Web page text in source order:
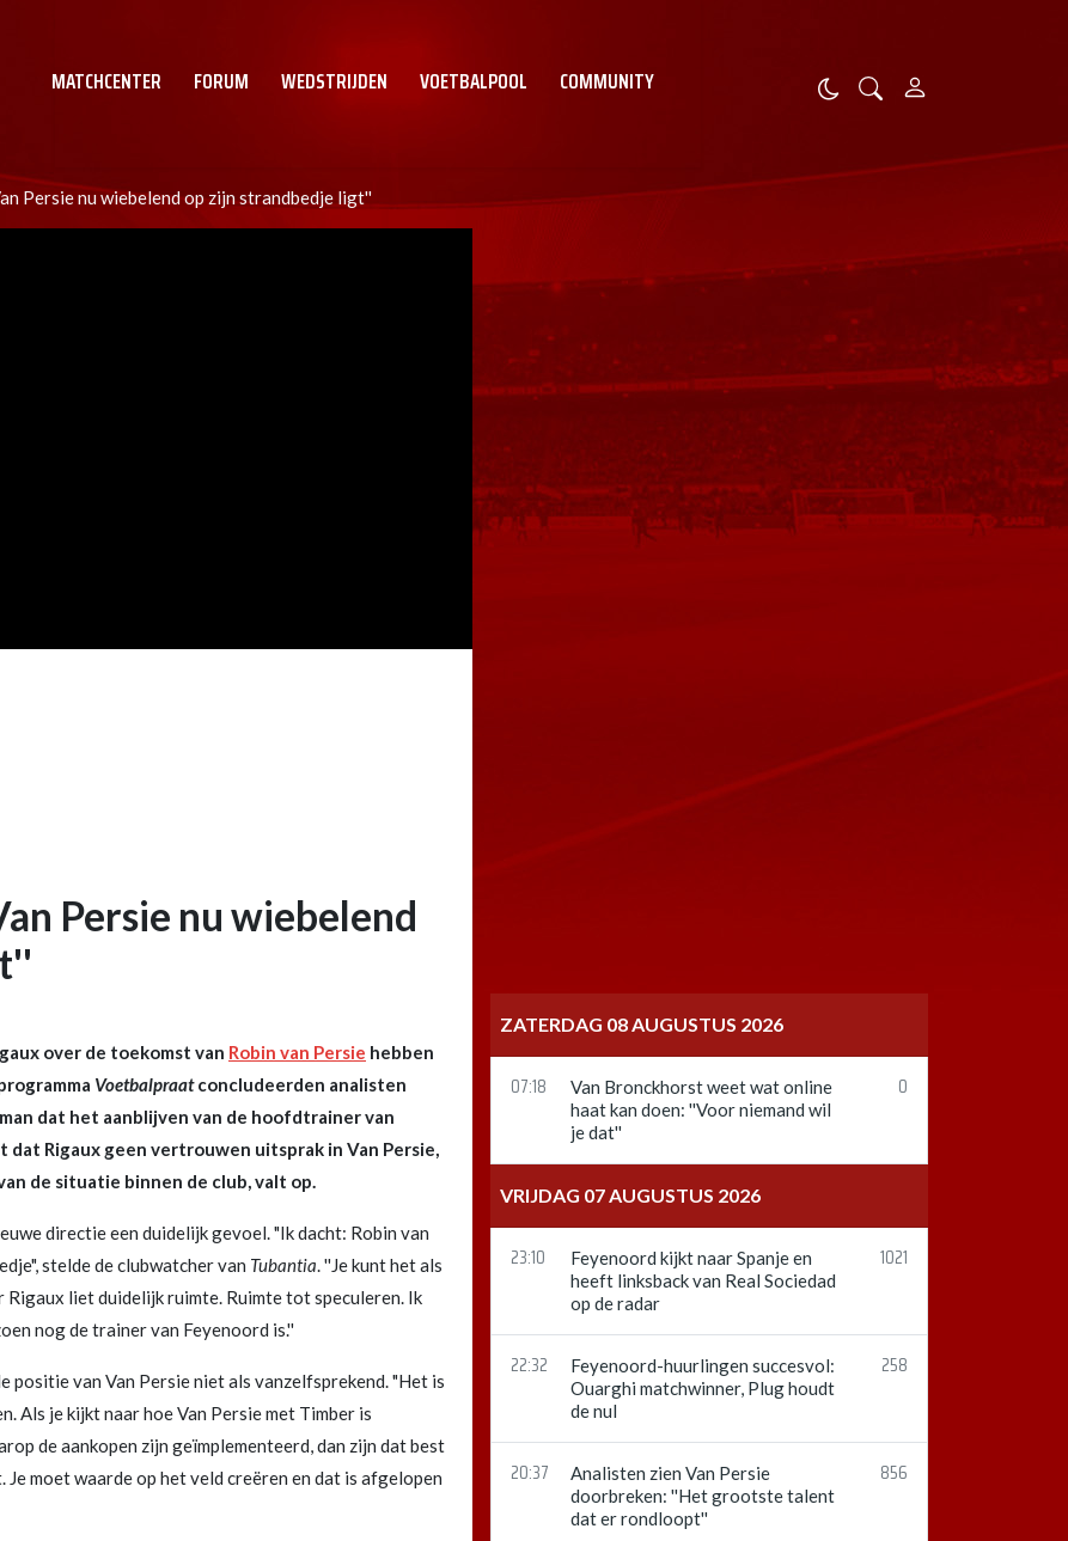
MATCHCENTER FORUM WEDSTRIJDEN VOETBALPOOL COMMUNITY
Persie nu wiebelend op zijn strandbedje ligt''
Persie nu wiebelend
over de toekomst van Robin van Persie hebben
Voetbalpraatconcludeerden analisten
dat het aanblijven van de hoofdtrainer van
Rigaux geen vertrouwen uitsprak in Van Persie,
de situatie binnen de club, valt op.
directie een duidelijk gevoel. "Ik dacht: Robin van
stelde de clubwatcher van Tubantia . ''Je kunt het als
liet duidelijk ruimte. Ruimte tot speculeren. Ik
nog de trainer van Feyenoord is.''
van Van Persie niet als vanzelfsprekend. "Het is
Als je kijkt naar hoe Van Persie met Timber is
de aankopen zijn geïmplementeerd, dan zijn dat best
moet waarde op het veld creëren en dat is afgelopen
ZATERDAG 08 AUGUSTUS 2026
07:18
Van Bronckhorst weet wat online
haat kan doen: ''Voor niemand wil
je dat''
0
VRIJDAG 07 AUGUSTUS 2026
23:10
Feyenoord kijkt naar Spanje en
heeft linksback van Real Sociedad
op de radar
1021
22:32
Feyenoord-huurlingen succesvol:
Ouarghi matchwinner, Plug houdt
de nul
258
20:37
Analisten zien Van Persie
doorbreken: ''Het grootste talent
dat er rondloopt''
856